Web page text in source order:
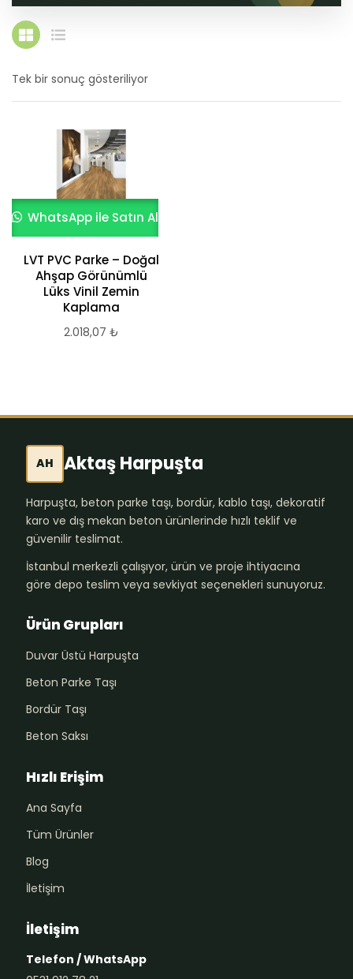
Tek bir sonuç gösteriliyor
WhatsApp ile Satın Al
LVT PVC Parke – Doğal
Ahşap Görünümlü
Lüks Vinil Zemin
Kaplama
2.018,07 ₺
AH Aktaş Harpuşta
Harpuşta, beton parke taşı, bordür, kablo taşı, dekoratif
karo ve dış mekan beton ürünlerinde hızlı teklif ve
güvenilir teslimat.
İstanbul merkezli çalışıyor, ürün ve proje ihtiyacına
göre depo teslim veya sevkiyat seçenekleri sunuyoruz.
Ürün Grupları
Duvar Üstü Harpuşta
Beton Parke Taşı
Bordür Taşı
Beton Saksı
Hızlı Erişim
Ana Sayfa
Tüm Ürünler
Blog
İletişim
İletişim
Telefon / WhatsApp